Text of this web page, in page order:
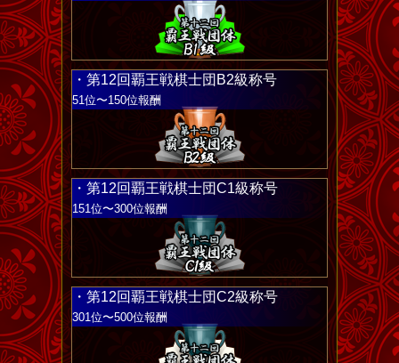
・第12回覇王戦棋士団B2級称号
51位〜150位報酬
・第12回覇王戦棋士団C1級称号
151位〜300位報酬
・第12回覇王戦棋士団C2級称号
301位〜500位報酬